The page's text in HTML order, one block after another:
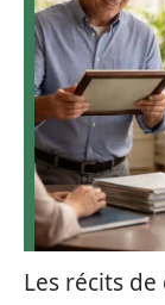
Les récits